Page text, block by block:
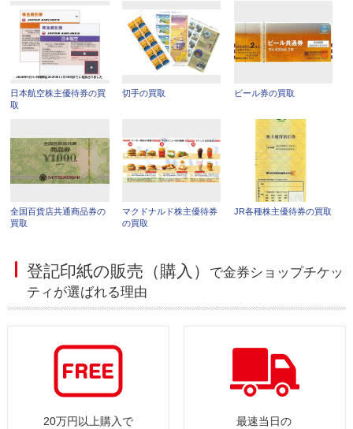
日本航空株主優待券の買
取
切手の買取 ビール券の買取
全国百貨店共通商品券の
買取
マクドナルド株主優待券
の買取
JR各種株主優待券の買取
登記印紙の販売（購入）
で金券ショップチケッ
ティが選ばれる理由
20万円以上購入で
最速当日の